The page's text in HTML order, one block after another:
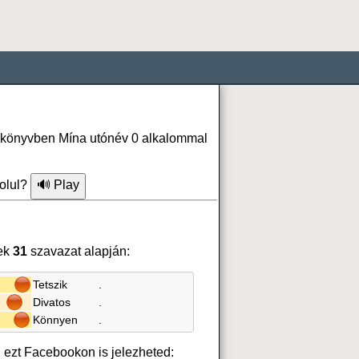
Mína utónév 0 alkalommal
31 szavazat alapján:
Tetszik
Divatos
Könnyen
Facebookon is jelezheted: